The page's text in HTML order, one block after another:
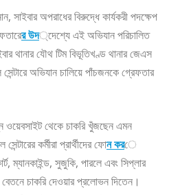
সাইবার অপরাধের বিরুদ্ধে কার্যকরী পদক্ষেপ
র উদ্দেশ্যে এই অভিযান পরিচালিত
থানার যৌথ টিম বিভূতিখণ্ড থানার জেএস
অভিযান চালিয়ে পাঁচজনকে গ্রেফতার
ওয়েবসাইট থেকে চাকরি খুঁজছেন এমন
কর্মীরা প্রার্থীদের ফোন করে
ম্যানকাইন্ড, সুজুকি, পারলে এবং সিপ্লার
চাকরি দেওয়ার প্রলোভন দিতেন।